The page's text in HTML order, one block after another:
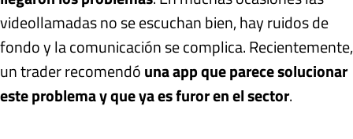
videollamadas no se escuchan bien, hay ruidos de
fondo y la comunicación se complica. Recientemente,
un trader recomendóuna app que parece solucionar
este problema y que ya es furor en el sector.